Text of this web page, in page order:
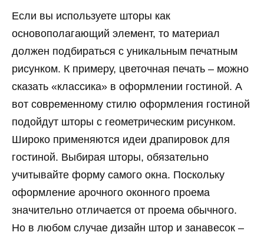
Если вы используете шторы как
основополагающий элемент, то материал
должен подбираться с уникальным печатным
рисунком. К примеру, цветочная печать – можно
сказать «классика» в оформлении гостиной. А
вот современному стилю оформления гостиной
подойдут шторы с геометрическим рисунком.
Широко применяются идеи драпировок для
гостиной. Выбирая шторы, обязательно
учитывайте форму самого окна. Поскольку
оформление арочного оконного проема
значительно отличается от проема обычного.
Но в любом случае дизайн штор и занавесок –